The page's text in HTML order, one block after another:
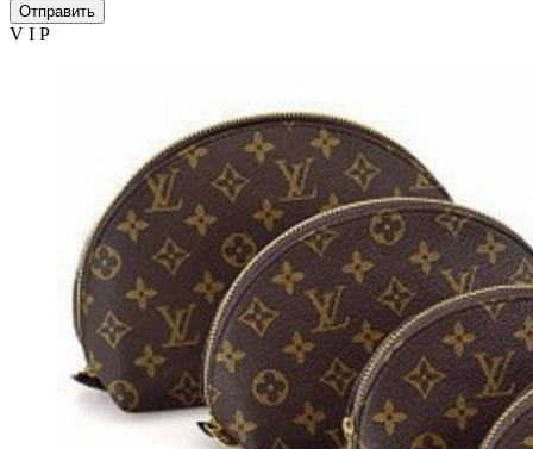
Отправить
V I P